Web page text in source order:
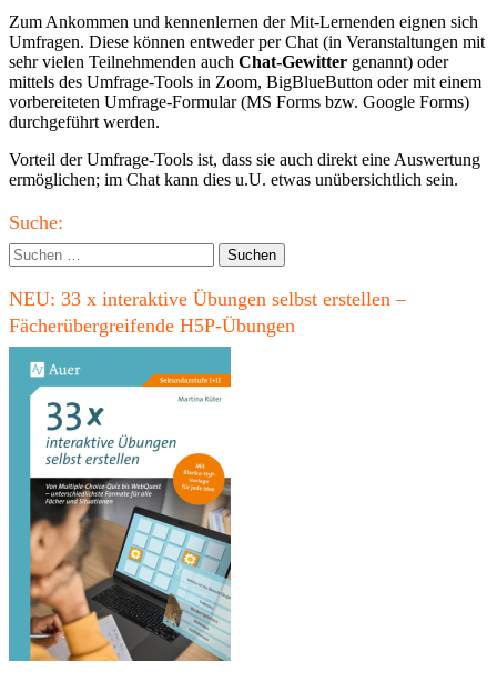
Zum Ankommen und kennenlernen der Mit-Lernenden eignen sich
Umfragen. Diese können entweder per Chat (in Veranstaltungen mit
sehr vielen Teilnehmenden auch Chat-Gewitter genannt) oder
mittels des Umfrage-Tools in Zoom, BigBlueButton oder mit einem
vorbereiteten Umfrage-Formular (MS Forms bzw. Google Forms)
durchgeführt werden.
Vorteil der Umfrage-Tools ist, dass sie auch direkt eine Auswertung
ermöglichen; im Chat kann dies u.U. etwas unübersichtlich sein.
Haupt-
Seitenleiste
Suche:
Suchen
nach:
NEU: 33 x interaktive Übungen selbst erstellen –
Fächerübergreifende H5P-Übungen